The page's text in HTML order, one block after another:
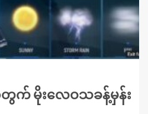
က် မိုးလေဝသခန့်မှန်း